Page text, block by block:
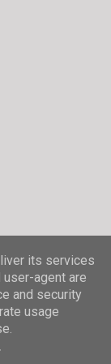
its services
user-agent are
and security
usage